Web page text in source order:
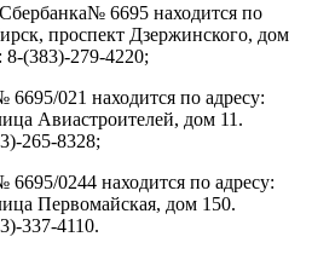
6695 находится по
проспект Дзержинского, дом
8-(383)-279-4220;
021 находится по адресу:
Авиастроителей, дом 11.
265-8328;
0244 находится по адресу:
Первомайская, дом 150.
337-4110.